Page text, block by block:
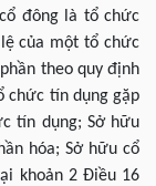
đông là tổ chức
của một tổ chức
theo quy định
chức tín dụng gặp
tín dụng; Sở hữu
hóa; Sở hữu cổ
khoản 2 Điều 16